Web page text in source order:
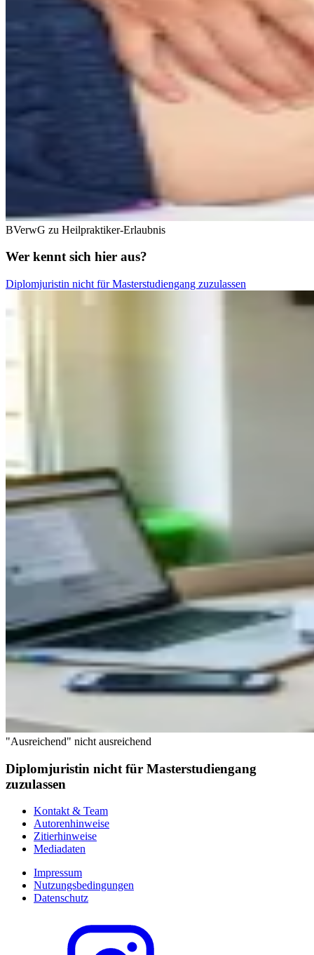
BVerwG zu Heilpraktiker-Erlaubnis
Wer kennt sich hier aus?
Diplomjuristin nicht für Masterstudiengang zuzulassen
"Ausreichend" nicht ausreichend
Diplomjuristin nicht für Masterstudiengang
zuzulassen
Kontakt & Team
Autorenhinweise
Zitierhinweise
Mediadaten
Impressum
Nutzungsbedingungen
Datenschutz